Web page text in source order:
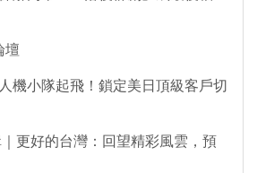
壇
機小隊起飛！鎖定美日頂級客戶切
更好的台灣：回望精彩風雲，預